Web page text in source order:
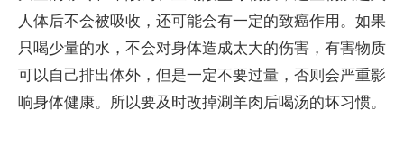
人体后不会被吸收，还可能会有一定的致癌作用。如果
只喝少量的水，不会对身体造成太大的伤害，有害物质
可以自己排出体外，但是一定不要过量，否则会严重影
响身体健康。所以要及时改掉涮羊肉后喝汤的坏习惯。